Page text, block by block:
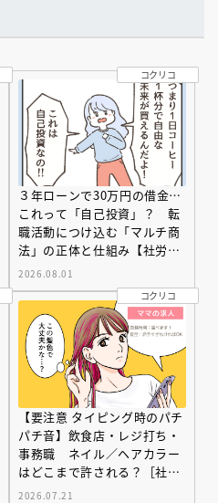
コクリコ
３年ローンで30万円の借金…
これって「自己投資」？ 転
職活動につけ込む「マルチ商
法」の正体と仕組み【社労士
監修】
2026.08.01
コクリコ
【要注意 タイピング時のパチ
パチ音】飲食店・レジ打ち・
事務職 ネイル／ヘアカラー
はどこまで許される？［社労
士が回答］
2026.07.21